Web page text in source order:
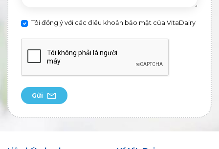
Tôi đồng ý với các điều khoản bảo mật của VitaDairy
Gửi